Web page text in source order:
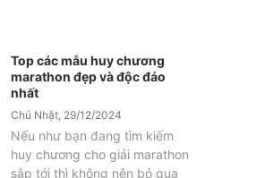
Top các mẫu huy chương
marathon đẹp và độc đáo
nhất
Chủ Nhật, 29/12/2024
Nếu như bạn đang tìm kiếm
huy chương cho giải marathon
sắp tới thì không nên bỏ qua